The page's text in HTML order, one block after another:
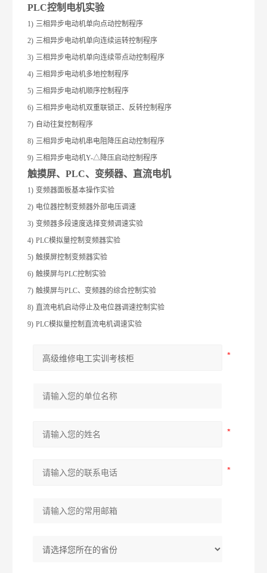
PLC控制电机实验
1) 三相异步电动机单向点动控制程序
2) 三相异步电动机单向连续运转控制程序
3) 三相异步电动机单向连续带点动控制程序
4) 三相异步电动机多地控制程序
5) 三相异步电动机顺序控制程序
6) 三相异步电动机双重联锁正、反转控制程序
7) 自动往复控制程序
8) 三相异步电动机串电阻降压启动控制程序
9) 三相异步电动机Y-△降压启动控制程序
触摸屏、PLC、变频器、直流电机
1) 变频器面板基本操作实验
2) 电位器控制变频器外部电压调速
3) 变频器多段速度选择变频调速实验
4) PLC模拟量控制变频器实验
5) 触摸屏控制变频器实验
6) 触摸屏与PLC控制实验
7) 触摸屏与PLC、变频器的综合控制实验
8) 直流电机启动停止及电位器调速控制实验
9) PLC模拟量控制直流电机调速实验